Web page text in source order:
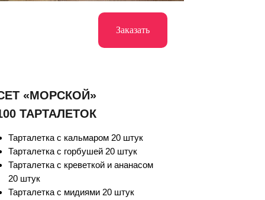
Заказать
«МОРСКОЙ»
ТАРТАЛЕТОК
Тарталетка с кальмаром 20 штук
Тарталетка с горбушей 20 штук
Тарталетка с креветкой и ананасом
20 штук
Тарталетка с мидиями 20 штук